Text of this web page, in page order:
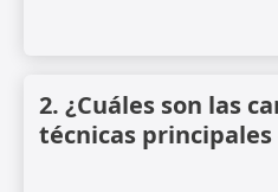
2. ¿Cuáles son las
técnicas principales